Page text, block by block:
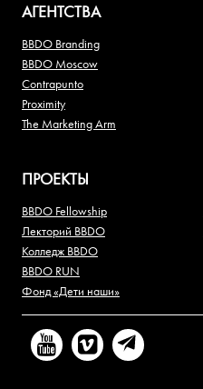
АГЕНТСТВА
BBDO Branding
BBDO Moscow
Contrapunto
Proximity
The Marketing Arm
ПРОЕКТЫ
BBDO Fellowship
Лекторий BBDO
Колледж BBDO
BBDO RUN
Фонд «Дети наши»